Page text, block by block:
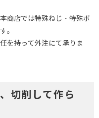
商店では特殊ねじ・特殊ボ
。
を持って外注にて承りま
切削して作ら